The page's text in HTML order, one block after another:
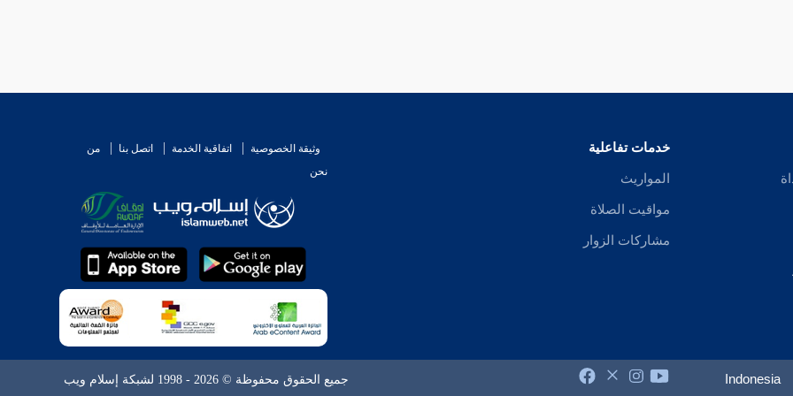
خدمات تفاعلية
المواريث
مواقيت الصلاة
مشاركات الزوار
وثيقة الخصوصية اتفاقية الخدمة اتصل بنا
من
نحن
Indonesia جميع الحقوق محفوظة © 2026 - 1998 لشبكة إسلام ويب